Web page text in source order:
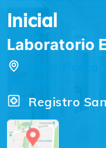
Inicial
Laboratorio
Registro